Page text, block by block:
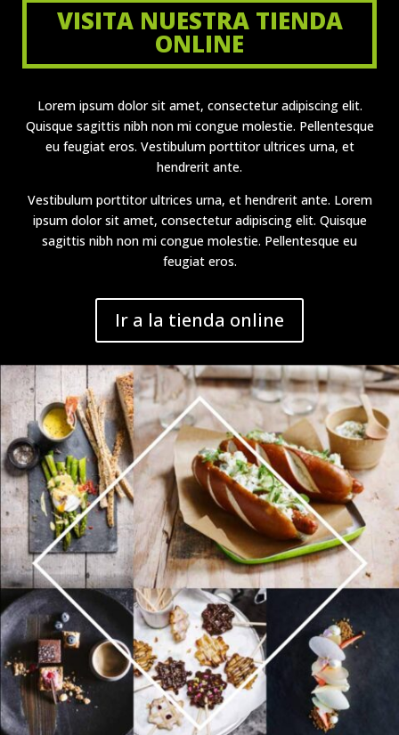
VISITA NUESTRA TIENDA
ONLINE
Lorem ipsum dolor sit amet, consectetur adipiscing elit.
Quisque sagittis nibh non mi congue molestie. Pellentesque
eu feugiat eros. Vestibulum porttitor ultrices urna, et
hendrerit ante.
Vestibulum porttitor ultrices urna, et hendrerit ante. Lorem
ipsum dolor sit amet, consectetur adipiscing elit. Quisque
sagittis nibh non mi congue molestie. Pellentesque eu
feugiat eros.
Ir a la tienda online